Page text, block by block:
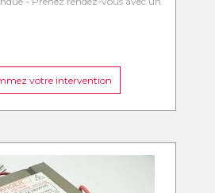
votre intervention